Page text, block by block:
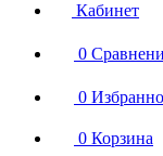
Кабинет
0
0
0 Корзина